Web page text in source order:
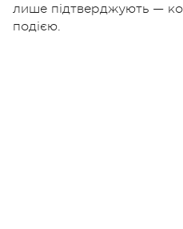
лише підтверджують —
подією.